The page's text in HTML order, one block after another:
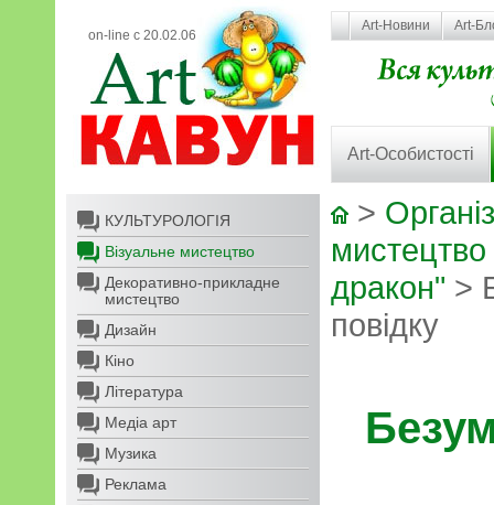
on-line с 20.02.06
Art-Новини Art-
Art-Особистості
КУЛЬТУРОЛОГІЯ
Візуальне мистецтво
Декоративно-прикладне
мистецтво
Дизайн
Кіно
Література
Медіа арт
Музика
Реклама
>
мистецтво
дракон" >
повідку